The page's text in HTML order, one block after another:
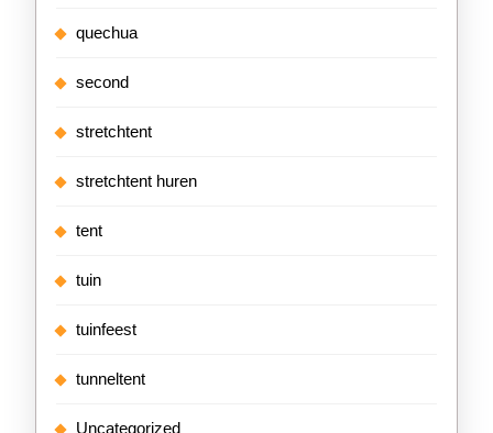
quechua
second
stretchtent
stretchtent huren
tent
tuin
tuinfeest
tunneltent
Uncategorized